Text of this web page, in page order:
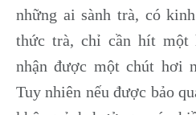
những ai sành trà, có
thức trà, chỉ cần hít một
nhận được một chút hơi
Tuy nhiên nếu được bảo